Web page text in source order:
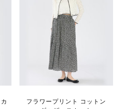
フラワープリント コットン